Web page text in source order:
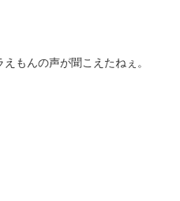
もんの声が聞こえたねぇ。